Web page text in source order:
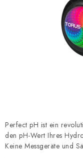
Geschäftsbewertung
Perfect pH ist ein
den pH-Wert Ihres
Keine Messgeräte und